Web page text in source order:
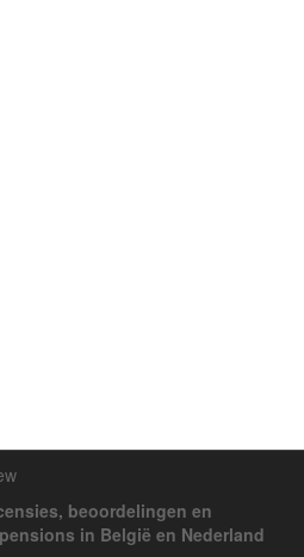
beoordelingen en
in België en Nederland